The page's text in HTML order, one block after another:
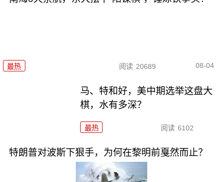
最热 阅读 20689 08-04
马、特和好，美中期选举这盘大
棋，水有多深？
最热 阅读 6102
特朗普对波斯下狠手，为何在黎明前戛然而止？